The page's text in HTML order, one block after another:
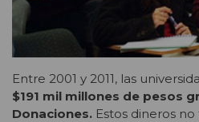
Entre 2001 y 2011, las
$191 mil millones de pesos
Donaciones. Estos dineros